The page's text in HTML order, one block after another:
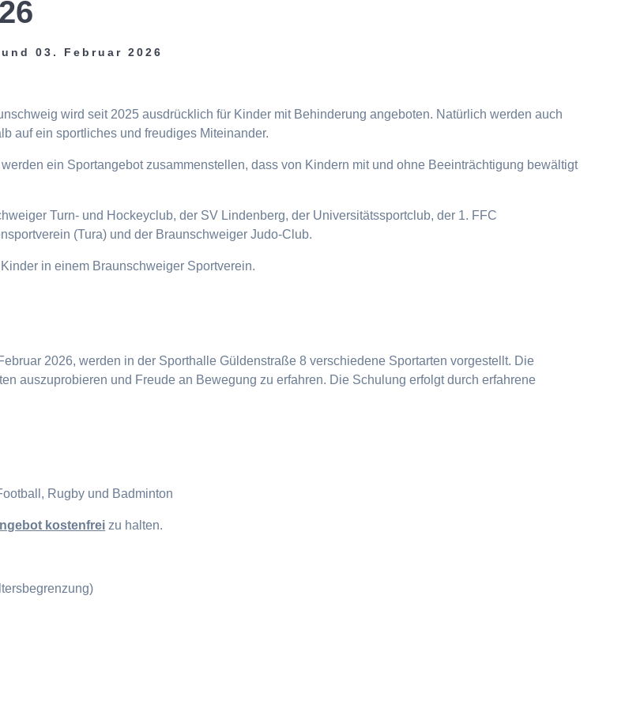
03. Februar 2026
wird seit 2025 ausdrücklich für Kinder mit Behinderung angeboten. Natürlich werden auch
auf ein sportliches und freudiges Miteinander.
ein Sportangebot zusammenstellen, dass von Kindern mit und ohne Beeinträchtigung bewältigt
Turn- und Hockeyclub, der SV Lindenberg, der Universitätssportclub, der 1. FFC
(Tura) und der Braunschweiger Judo-Club.
in einem Braunschweiger Sportverein.
2026, werden in der Sporthalle Güldenstraße 8 verschiedene Sportarten vorgestellt. Die
auszuprobieren und Freude an Bewegung zu erfahren. Die Schulung erfolgt durch erfahrene
Rugby und Badminton
kostenfrei zu halten.